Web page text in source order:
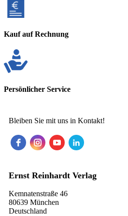
Kauf auf Rechnung
Persönlicher Service
Bleiben Sie mit uns in Kontakt!
Ernst Reinhardt Verlag
Kemnatenstraße 46
80639 München
Deutschland